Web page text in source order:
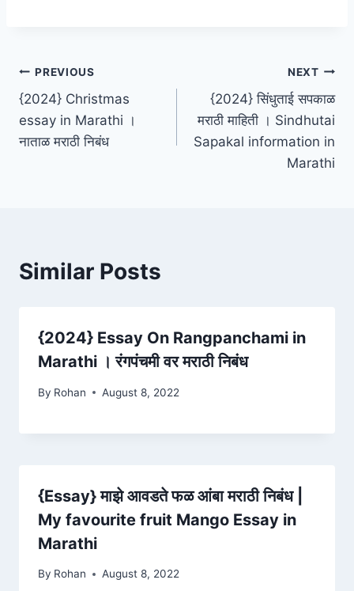
Post
navigation
PREVIOUS
{2024} Christmas
essay in Marathi ।
नाताळ मराठी निबंध
NEXT
{2024} सिंधुताई सपकाळ
मराठी माहिती । Sindhutai
Sapakal information in
Marathi
Similar Posts
{2024} Essay On Rangpanchami in
Marathi । रंगपंचमी वर मराठी निबंध
By Rohan August 8, 2022
{Essay} माझे आवडते फळ आंबा मराठी निबंध |
My favourite fruit Mango Essay in
Marathi
By Rohan August 8, 2022